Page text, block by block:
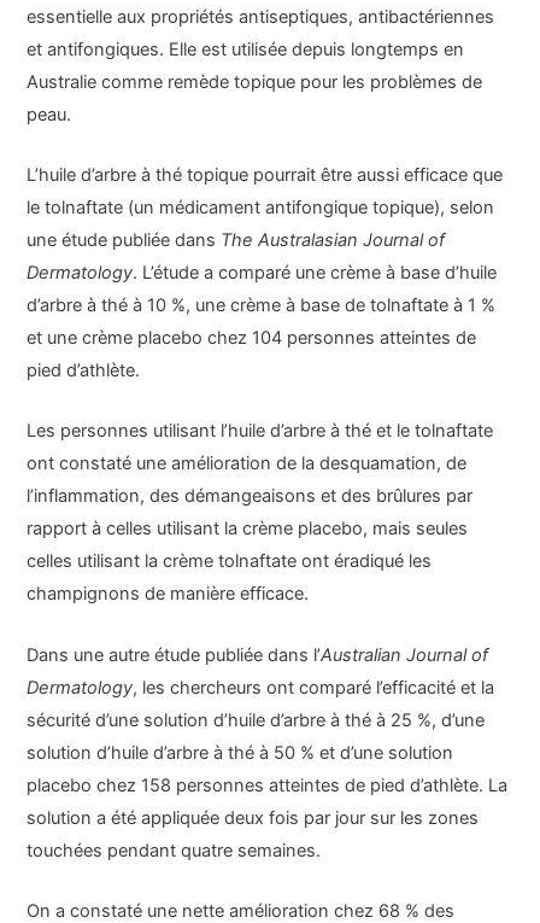
essentielle aux propriétés antiseptiques, antibactériennes
et antifongiques. Elle est utilisée depuis longtemps en
Australie comme remède topique pour les problèmes de
peau.
L’huile d’arbre à thé topique pourrait être aussi efficace que
le tolnaftate (un médicament antifongique topique), selon
une étude publiée dans The Australasian Journal of
Dermatology. L’étude a comparé une crème à base d’huile
d’arbre à thé à 10 %, une crème à base de tolnaftate à 1 %
et une crème placebo chez 104 personnes atteintes de
pied d’athlète.
Les personnes utilisant l’huile d’arbre à thé et le tolnaftate
ont constaté une amélioration de la desquamation, de
l’inflammation, des démangeaisons et des brûlures par
rapport à celles utilisant la crème placebo, mais seules
celles utilisant la crème tolnaftate ont éradiqué les
champignons de manière efficace.
Dans une autre étude publiée dans l’Australian Journal of
Dermatology, les chercheurs ont comparé l’efficacité et la
sécurité d’une solution d’huile d’arbre à thé à 25 %, d’une
solution d’huile d’arbre à thé à 50 % et d’une solution
placebo chez 158 personnes atteintes de pied d’athlète. La
solution a été appliquée deux fois par jour sur les zones
touchées pendant quatre semaines.
On a constaté une nette amélioration chez 68 % des